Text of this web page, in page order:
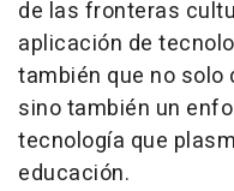
de las fronteras
aplicación de
también que no
sino también un
tecnología que
educación.